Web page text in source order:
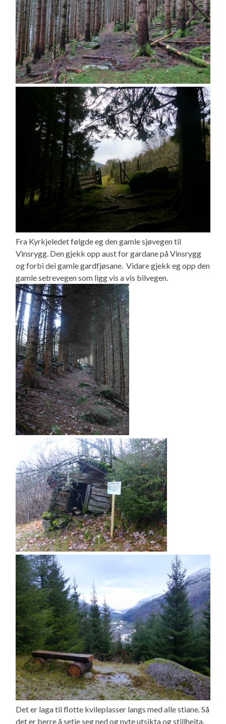
Fra Kyrkjeledet følgde eg den gamle sjøvegen til
Vinsrygg. Den gjekk opp aust for gardane på Vinsrygg
og forbi dei gamle gardfjøsane. Vidare gjekk eg opp den
gamle setrevegen som ligg vis a vis bilvegen.
Det er laga til flotte kvileplasser langs med alle stiane. Så
det er berre å setje seg ned og nyte utsikta og stillheita.